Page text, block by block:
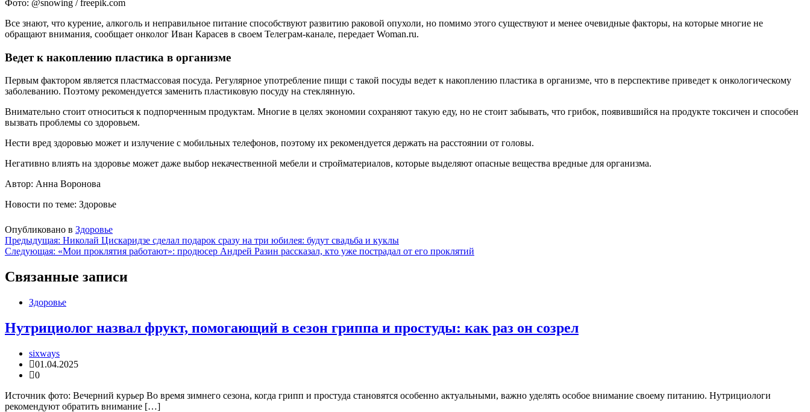
Фото: @snowing / freepik.com
Все знают, что курение, алкоголь и неправильное питание способствуют развитию раковой опухоли, но помимо этого существуют и менее очевидные факторы, на которые многие не
обращают внимания, сообщает онколог Иван Карасев в своем Телеграм-канале, передает Woman.ru.
Ведет к накоплению пластика в организме
Первым фактором является пластмассовая посуда. Регулярное употребление пищи с такой посуды ведет к накоплению пластика в организме, что в перспективе приведет к онкологическому
заболеванию. Поэтому рекомендуется заменить пластиковую посуду на стеклянную.
Внимательно стоит относиться к подпорченным продуктам. Многие в целях экономии сохраняют такую еду, но не стоит забывать, что грибок, появившийся на продукте токсичен и способен
вызвать проблемы со здоровьем.
Нести вред здоровью может и излучение с мобильных телефонов, поэтому их рекомендуется держать на расстоянии от головы.
Негативно влиять на здоровье может даже выбор некачественной мебели и стройматериалов, которые выделяют опасные вещества вредные для организма.
Автор: Анна Воронова
Новости по теме: Здоровье
Опубликовано в Здоровье
Навигация
по
записям
Предыдущая: Николай Цискаридзе сделал подарок сразу на три юбилея: будут свадьба и куклы
Следующая: «Мои проклятия работают»: продюсер Андрей Разин рассказал, кто уже пострадал от его проклятий
Связанные записи
Здоровье
Нутрициолог назвал фрукт, помогающий в сезон гриппа и простуды: как раз он созрел
sixways
01.04.2025
0
Источник фото: Вечерний курьер Во время зимнего сезона, когда грипп и простуда становятся особенно актуальными, важно уделять особое внимание своему питанию. Нутрициологи
рекомендуют обратить внимание […]